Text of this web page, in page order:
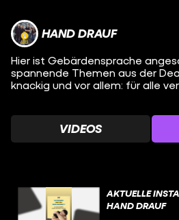
HAND DRAUF
Hier ist Gebärdensprache
spannende Themen aus der
knackig und vor allem: für alle
VIDEOS
AKTUELLE
HAND DRAUF